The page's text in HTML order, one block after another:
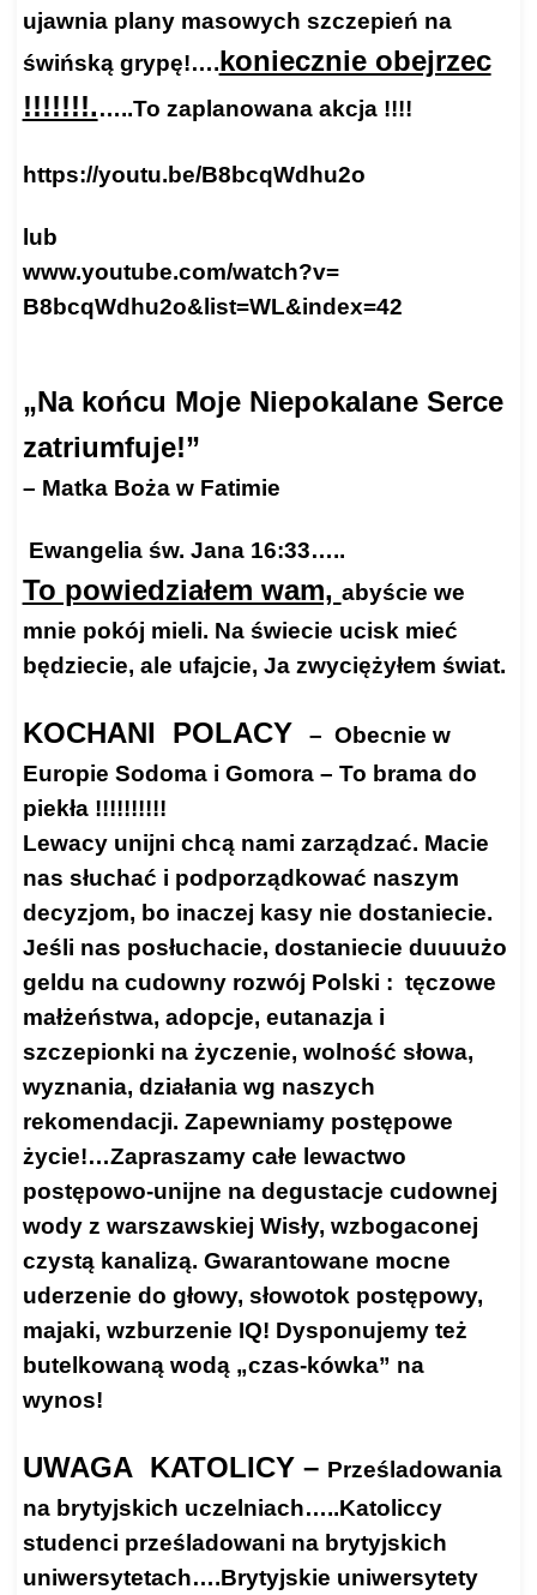
ujawnia plany masowych szczepień na
świńską grypę!….koniecznie obejrzec
!!!!!!!.…..To zaplanowana akcja !!!!
https://youtu.be/B8bcqWdhu2o
lub
www.youtube.com/watch?v=
B8bcqWdhu2o&list=WL&index=42
„Na końcu Moje Niepokalane Serce
zatriumfuje!”
– Matka Boża w Fatimie
Ewangelia św. Jana 16:33…..
To powiedziałem wam, abyście we
mnie pokój mieli. Na świecie ucisk mieć
będziecie, ale ufajcie, Ja zwyciężyłem świat.
KOCHANI POLACY
– Obecnie w
Europie Sodoma i Gomora – To brama do
piekła !!!!!!!!!!
Lewacy unijni chcą nami zarządzać. Macie
nas słuchać i podporządkować naszym
decyzjom, bo inaczej kasy nie dostaniecie.
Jeśli nas posłuchacie, dostaniecie duuuużo
geldu na cudowny rozwój Polski : tęczowe
małżeństwa, adopcje, eutanazja i
szczepionki na życzenie, wolność słowa,
wyznania, działania wg naszych
rekomendacji. Zapewniamy postępowe
życie!…Zapraszamy całe lewactwo
postępowo-unijne na degustacje cudownej
wody z warszawskiej Wisły, wzbogaconej
czystą kanalizą. Gwarantowane mocne
uderzenie do głowy, słowotok postępowy,
majaki, wzburzenie IQ! Dysponujemy też
butelkowaną wodą „czas-kówka” na
wynos!
UWAGA KATOLICY – Prześladowania
na brytyjskich uczelniach…..Katoliccy
studenci prześladowani na brytyjskich
uniwersytetach….Brytyjskie uniwersytety